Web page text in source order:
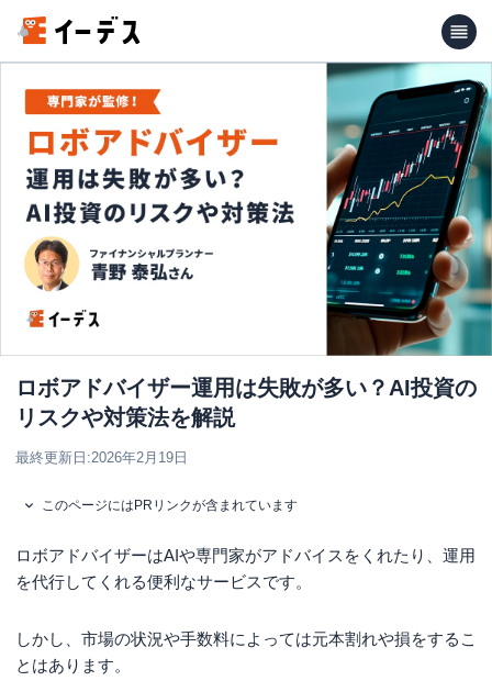
ロボアドバイザー運用は失敗が多い？AI投資の
リスクや対策法を解説
最終更新日:2026年2月19日
このページにはPRリンクが含まれています
ロボアドバイザーはAIや専門家がアドバイスをくれたり、運用
を代行してくれる便利なサービスです。
しかし、市場の状況や手数料によっては元本割れや損をするこ
とはあります。